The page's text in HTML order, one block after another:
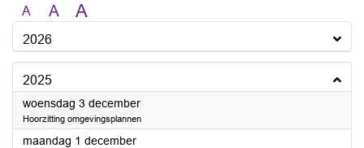
A A A
2026
2025
woensdag 3 december2025
Hoorzitting omgevingsplannen
maandag 1 december2025